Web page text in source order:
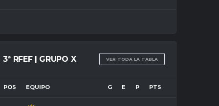
3ª RFEF | GRUPO X VER TODA LA TABLA
POS EQUIPO G E P PTS